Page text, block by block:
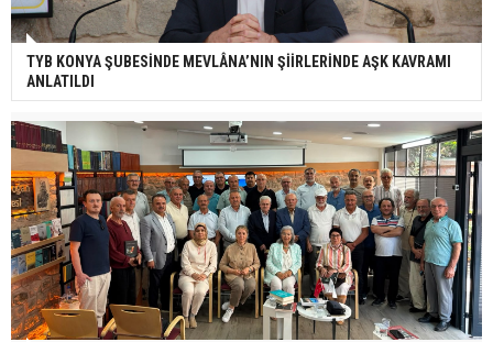
TYB KONYA ŞUBESİNDE MEVLÂNA’NIN ŞİİRLERİNDE AŞK KAVRAMI
ANLATILDI